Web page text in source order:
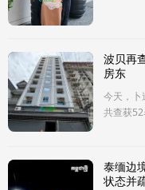
波贝再
房东
今天，卜
共查获
泰缅边
状态并